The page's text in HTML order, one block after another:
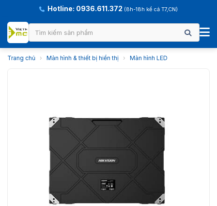
Hotline: 0936.611.372 (8h-18h kể cả T7,CN)
Trang chủ › Màn hình & thiết bị hiển thị › Màn hình LED